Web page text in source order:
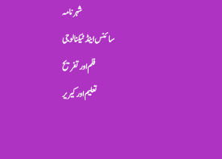
شہرنامہ
سائنس اینڈ ٹیکنالوجی
فلم اور تفریح
تعلیم اور کیریر